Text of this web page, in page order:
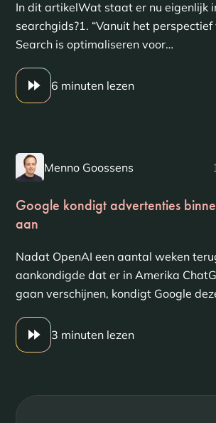
In dit artikelWat staat er nu eigenlijk
searchgids?1. “Vanuit het perspectief
Search is optimaliseren voor…
6 minuten lezen
Menno Goossens
Google kondigt advertenties
aan
Nadat OpenAI een aantal weken
aankondigde dat er in Amerika
gaan verschijnen, kondigt Google
3 minuten lezen